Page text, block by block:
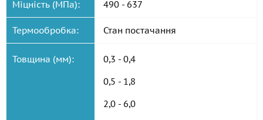
Міцність (МПа): 490 - 637
Термообробка: Стан постачання
Товщина (мм):
0,3 - 0,4
0,5 - 1,8
2,0 - 6,0